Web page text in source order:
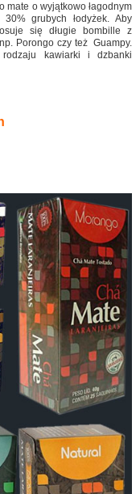
mate o wyjątkowo łagodnym
grubych łodyżek. Aby
się długie bombille z
Porongo czy też Guampy.
kawiarki i dzbanki